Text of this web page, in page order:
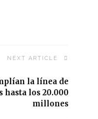
NEXT ARTICLE
la línea de
hasta los 20.000
millones